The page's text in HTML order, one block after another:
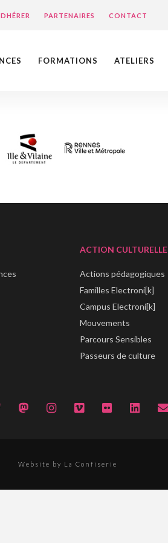
PARTENAIRES CONTACT
FORMATIONS ATELIERS
ACTION CULTURELLE
Actions pédagogiques
Familles Electroni[k]
Campus Electroni[k]
Mouvements
Parcours Sensibles
Passeurs de culture
Website by La Confiserie